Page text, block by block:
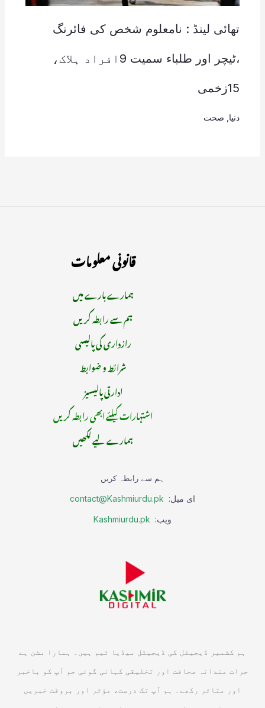
تھائی لینڈ : نامعلوم شخص کی فائرنگ
،ٹیچر اور طلباء سمیت 9افراد ہلاک،
15زخمی
دنیا صحت
قانونی معلومات
ہمارے بارے میں
ہم سے رابطہ کریں
رازداری کی پالیسی
شرائط و ضوابط
ادارتی پالیسیز
اشتہارات کیلئے ابھی رابطہ کریں
ہمارے لیے لکھیں
ہم سے رابطہ کریں
ای میل: contact@Kashmiurdu.pk
ویب: Kashmiurdu.pk
ہم کشمیر ڈیجیٹل کی ڈیجیٹل میڈیا ٹیم ہیں۔ ہمارا مشن ہے
جرات مندانہ صحافت اور تخلیقی کہانی گوئی جو آپ کو باخبر
اور متاثر رکھے۔ ہم آپ تک درست، مؤثر اور بروقت خبریں